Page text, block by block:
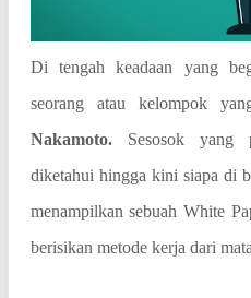
Di tengah keadaan yang
seorang atau kelompok
Nakamoto.Sesosok yang
diketahui hingga kini siapa di
menampilkan sebuah White
berisikan metode kerja dari